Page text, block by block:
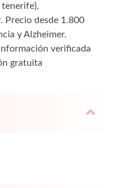
tenerife),
Precio desde 1.800
y Alzheimer.
verificada
gratuita